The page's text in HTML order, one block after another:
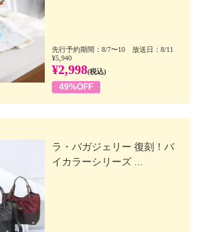
先行予約期間：8/7〜10 放送日：8/11
¥5,940
¥2,998(税込)
49%OFF
ラ・バガジェリー 復刻！バ
イカラーシリーズ ...